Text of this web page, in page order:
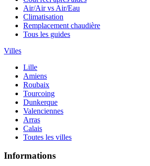
Air/Air vs Air/Eau
Climatisation
Remplacement chaudière
Tous les guides
Villes
Lille
Amiens
Roubaix
Tourcoing
Dunkerque
Valenciennes
Arras
Calais
Toutes les villes
Informations